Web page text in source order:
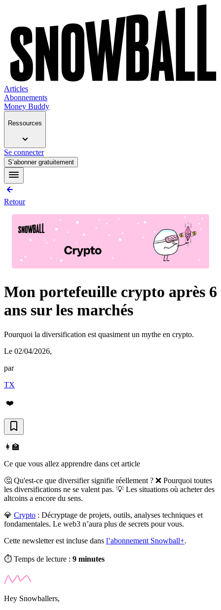
Articles
Abonnements
Money Buddy
Ressources
Se connecter
S’abonner gratuitement
Retour
Mon portefeuille crypto après 6
ans sur les marchés
Pourquoi la diversification est quasiment un mythe en crypto.
Le 02/04/2026,
par
TX
❤️
👩‍🏫
Ce que vous allez apprendre dans cet article
🤔 Qu'est-ce que diversifier signifie réellement ? ❌ Pourquoi toutes
les diversifications ne se valent pas. 💡 Les situations où acheter des
altcoins a encore du sens.
💎 Crypto : Décryptage de projets, outils, analyses techniques et
fondamentales. Le web3 n’aura plus de secrets pour vous.
Cette newsletter est incluse dans l’abonnement Snowball+.
⏱️ Temps de lecture : 9 minutes
Hey Snowballers,